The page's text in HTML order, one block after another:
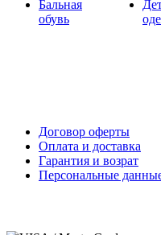
Бальная
обувь
Договор оферты
Оплата и доставка
Гарантия и возрат
Персональные